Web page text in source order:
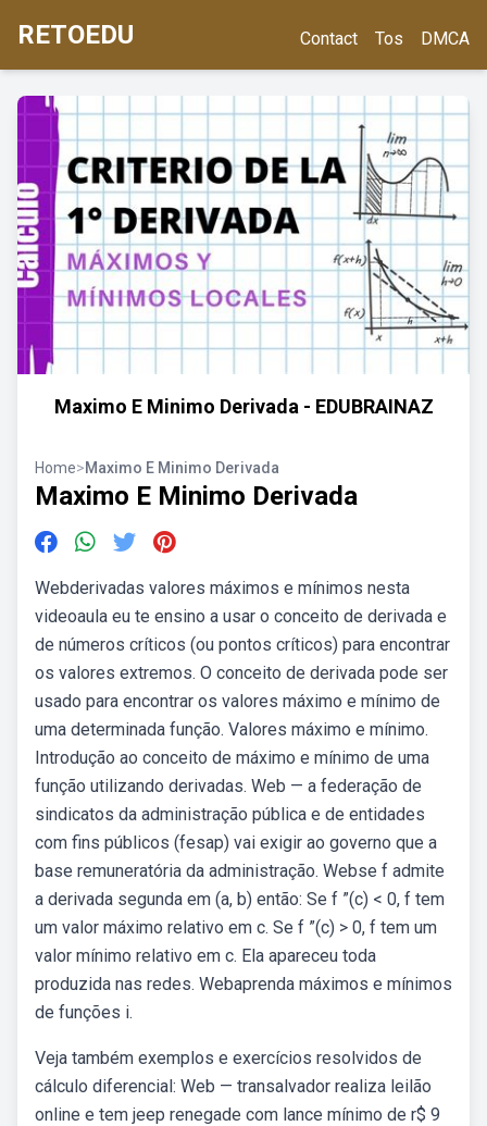
RETOEDU Contact Tos DMCA
Maximo E Minimo Derivada - EDUBRAINAZ
Home>Maximo E Minimo Derivada
Maximo E Minimo Derivada
Webderivadas valores máximos e mínimos nesta
videoaula eu te ensino a usar o conceito de derivada e
de números críticos (ou pontos críticos) para encontrar
os valores extremos. O conceito de derivada pode ser
usado para encontrar os valores máximo e mínimo de
uma determinada função. Valores máximo e mínimo.
Introdução ao conceito de máximo e mínimo de uma
função utilizando derivadas. Web — a federação de
sindicatos da administração pública e de entidades
com fins públicos (fesap) vai exigir ao governo que a
base remuneratória da administração. Webse f admite
a derivada segunda em (a, b) então: Se f ”(c) < 0, f tem
um valor máximo relativo em c. Se f ”(c) > 0, f tem um
valor mínimo relativo em c. Ela apareceu toda
produzida nas redes. Webaprenda máximos e mínimos
de funções i.
Veja também exemplos e exercícios resolvidos de
cálculo diferencial: Web — transalvador realiza leilão
online e tem jeep renegade com lance mínimo de r$ 9